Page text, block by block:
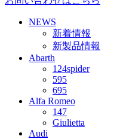
NEWS
新着情報
新製品情報
Abarth
124spider
595
695
Alfa Romeo
147
Giulietta
Audi